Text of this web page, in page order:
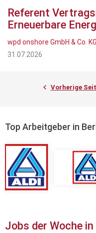
Referent
Erneuerbare
wpd onshore GmbH & Co.
31.07.2026
Vorherige
Top Arbeitgeber in
Jobs der Woche in